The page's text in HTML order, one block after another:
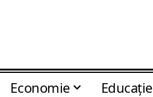
Economie Educaţie